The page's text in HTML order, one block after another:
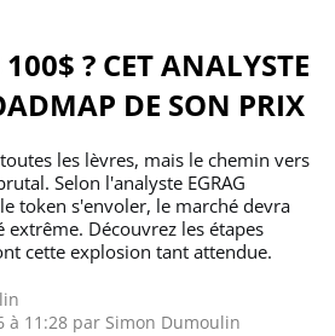
100$ ? CET ANALYSTE
DE SON PRIX
les lèvres, mais le chemin vers
Selon l'analyste EGRAG
token s'envoler, le marché devra
Découvrez les étapes
cette explosion tant attendue.
à 11:28 par Simon Dumoulin